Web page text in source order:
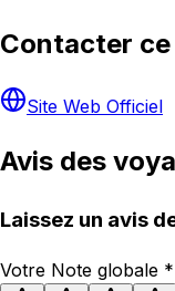
Contacter
Site Web Officiel
Avis des
Laissez un avis
Votre Note globale *